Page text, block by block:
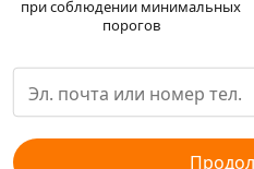
при соблюдении минимальных
порогов